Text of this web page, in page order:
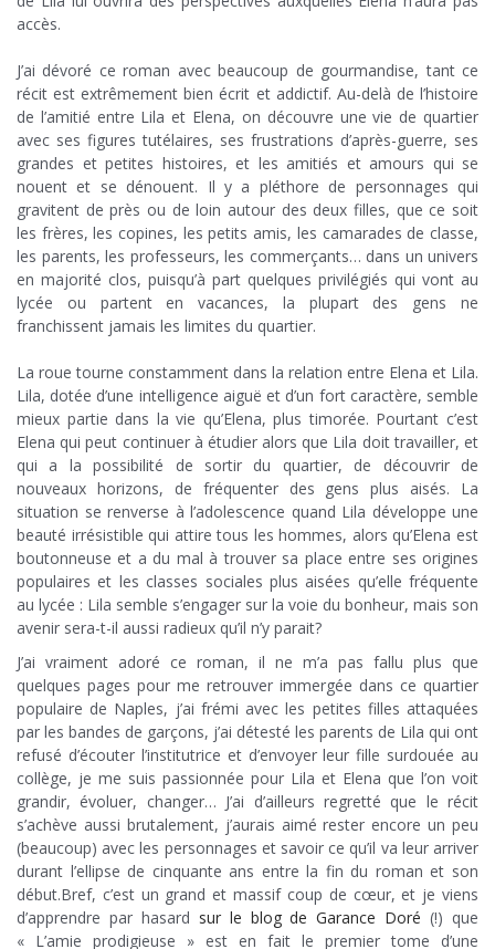
accès.
J’ai dévoré ce roman avec beaucoup de gourmandise, tant ce
récit est extrêmement bien écrit et addictif. Au-delà de l’histoire
de l’amitié entre Lila et Elena, on découvre une vie de quartier
avec ses figures tutélaires, ses frustrations d’après-guerre, ses
grandes et petites histoires, et les amitiés et amours qui se
nouent et se dénouent. Il y a pléthore de personnages qui
gravitent de près ou de loin autour des deux filles, que ce soit
les frères, les copines, les petits amis, les camarades de classe,
les parents, les professeurs, les commerçants… dans un univers
en majorité clos, puisqu’à part quelques privilégiés qui vont au
lycée ou partent en vacances, la plupart des gens ne
franchissent jamais les limites du quartier.
La roue tourne constamment dans la relation entre Elena et Lila.
Lila, dotée d’une intelligence aiguë et d’un fort caractère, semble
mieux partie dans la vie qu’Elena, plus timorée. Pourtant c’est
Elena qui peut continuer à étudier alors que Lila doit travailler, et
qui a la possibilité de sortir du quartier, de découvrir de
nouveaux horizons, de fréquenter des gens plus aisés. La
situation se renverse à l’adolescence quand Lila développe une
beauté irrésistible qui attire tous les hommes, alors qu’Elena est
boutonneuse et a du mal à trouver sa place entre ses origines
populaires et les classes sociales plus aisées qu’elle fréquente
au lycée : Lila semble s’engager sur la voie du bonheur, mais son
avenir sera-t-il aussi radieux qu’il n’y parait?
J’ai vraiment adoré ce roman, il ne m’a pas fallu plus que
quelques pages pour me retrouver immergée dans ce quartier
populaire de Naples, j’ai frémi avec les petites filles attaquées
par les bandes de garçons, j’ai détesté les parents de Lila qui ont
refusé d’écouter l’institutrice et d’envoyer leur fille surdouée au
collège, je me suis passionnée pour Lila et Elena que l’on voit
grandir, évoluer, changer… J’ai d’ailleurs regretté que le récit
s’achève aussi brutalement, j’aurais aimé rester encore un peu
(beaucoup) avec les personnages et savoir ce qu’il va leur arriver
durant l’ellipse de cinquante ans entre la fin du roman et son
début.Bref, c’est un grand et massif coup de cœur, et je viens
d’apprendre par hasard sur le blog de Garance Doré (!) que
« L’amie prodigieuse » est en fait le premier tome d’une